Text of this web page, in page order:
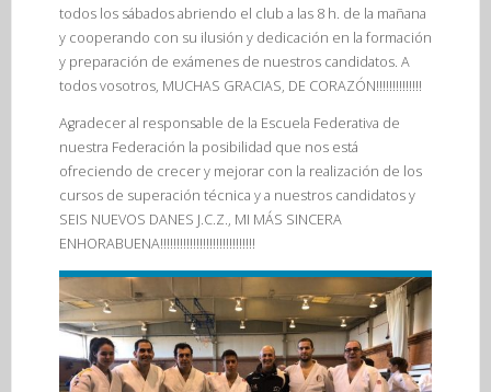
todos los sábados abriendo el club a las 8 h. de la mañana
y cooperando con su ilusión y dedicación en la formación
y preparación de exámenes de nuestros candidatos. A
todos vosotros, MUCHAS GRACIAS, DE CORAZÓN!!!!!!!!!!!!!!
Agradecer al responsable de la Escuela Federativa de
nuestra Federación la posibilidad que nos está
ofreciendo de crecer y mejorar con la realización de los
cursos de superación técnica y a nuestros candidatos y
SEIS NUEVOS DANES J.C.Z., MI MÁS SINCERA
ENHORABUENA!!!!!!!!!!!!!!!!!!!!!!!!!!!!!